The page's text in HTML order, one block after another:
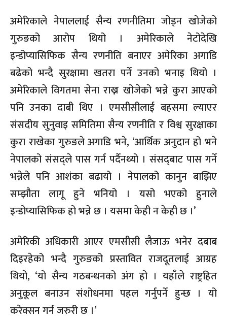
अमेरिकाले नेपाललाई सैन्य रणनीतिमा जोड्न खोजेको
गुरुङको आरोप थियो । अमेरिकाले नेटोदेखि
इन्डोप्यासिफिक सैन्य रणनीति बनाएर अमेरिका अगाडि
बढेको भन्दै सुरक्षामा खतरा पर्ने उनको भनाइ थियो ।
अमेरिकाले विगतमा सेना राख्न खोजेको भन्ने कुरा आएको
पनि उनका दाबी थिए । एमसीसीलाई बहसमा ल्याएर
संसदीय सुनुवाइ समितिमा सैन्य रणनीति र विश्व सुरक्षाका
कुरा राखेका गुरुङले अगाडि भने, ‘आर्थिक अनुदान हो भने
नेपालको संसद्ले पास गर्न पर्दैनथ्यो । संसद्‌बाट पास गर्ने
भन्नेले पनि आशंका बढायो । नेपालको कानुन बाझिए
सम्झौता लागू हुने भनियो । यसो भएको हुनाले
इन्डोप्यासिफिक हो भन्ने छ । यसमा केही न केही छ ।’
अमेरिकी अधिकारी आएर एमसीसी लैजाऊ भनेर दबाब
दिइरहेको भन्दै गुरुङको प्रस्तावित राजदूतलाई आग्रह
थियो, ‘यो सैन्य गठबन्धनको अंग हो । यहाँले राष्ट्रहित
अनुकूल बनाउन संशोधनमा पहल गर्नुपर्ने हुन्छ । यो
करेक्सन गर्न जरुरी छ ।’